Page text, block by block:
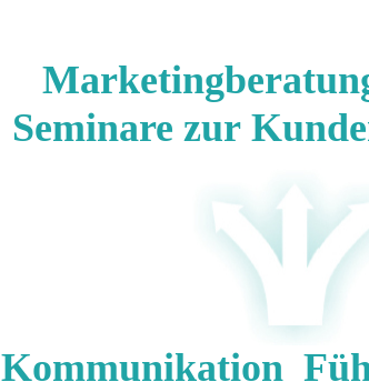
Seminare zur
Kommunikation